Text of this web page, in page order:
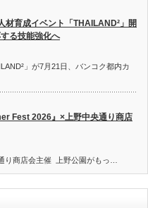
材育成イベント「THAILAND²」開
る技能強化へ
」が7月21日、バンコク都内カ
Fest 2026』×上野中央通り商店
り商店会主催 上野公園がもっ…